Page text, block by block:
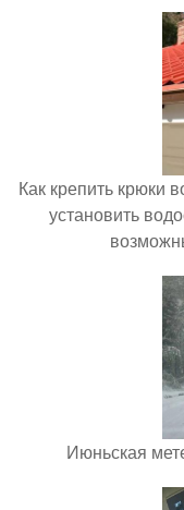
Как крепить крюки
установить
Июньская